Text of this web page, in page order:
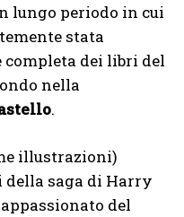
lungo periodo in cui
stata
dei libri del
nella
.
illustrazioni)
saga di Harry
del